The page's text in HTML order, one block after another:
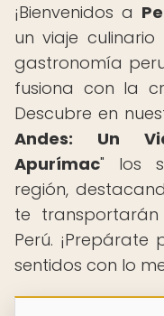
¡Bienvenidos a
un viaje
gastronomía
fusiona con la
Descubre en
Andes: Un
Apurímac" los
región,
te
Perú.
sentidos con lo